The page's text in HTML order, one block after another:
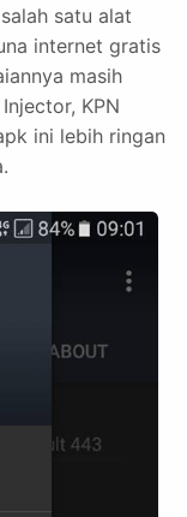
satu alat
internet gratis
masih
KPN
ini lebih ringan